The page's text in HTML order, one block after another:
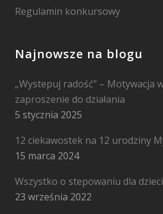
Regulamin konkursowy
Najnowsze na blogu
„Wystepuj radość” – Motywacja
zaproszenie do działania
5 stycznia 2025
12 ciekawostek na 12 urodziny
15 marca 2024
Wszystko o stepowaniu dla dzieci
23 września 2022